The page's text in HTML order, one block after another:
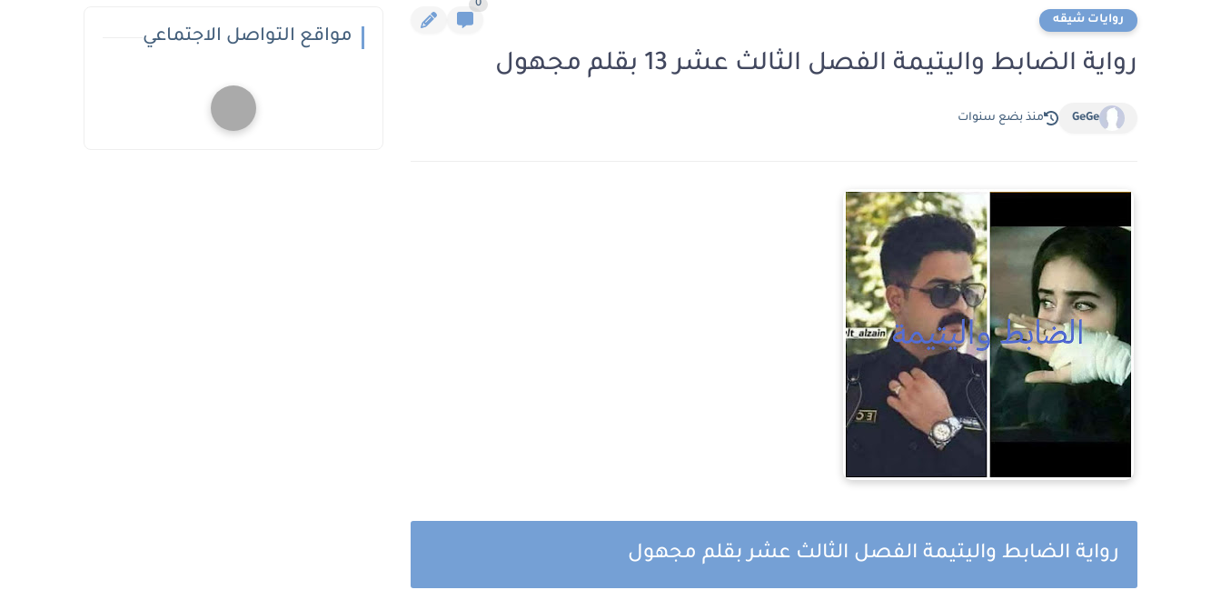
روايات شيقه
0
رواية الضابط واليتيمة الفصل الثالث عشر 13 بقلم مجهول
GeGe منذ بضع سنوات
رواية الضابط واليتيمة الفصل الثالث عشر بقلم مجهول
مواقع التواصل الاجتماعي